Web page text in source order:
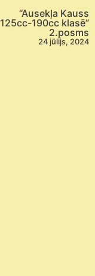
“Ausekļa Kauss
125cc-190cc klasē”
2.posms
24 jūlijs, 2024